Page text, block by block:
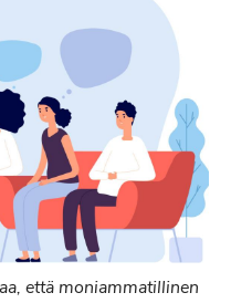
että moniammatillinen